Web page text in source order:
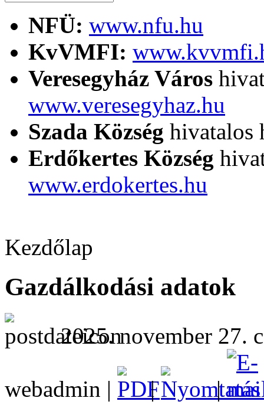
NFÜ: www.nfu.hu
KvVMFI:
Veresegyház Város
www.veresegyhaz.hu
Szada Község hivatalos
Erdőkertes Község
www.erdokertes.hu
Kezdőlap
Gazdálkodási adatok
2025. november 27.
webadmin | |
|